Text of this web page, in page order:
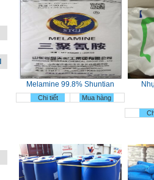
Melamine 99.8% Shuntian
Chi tiết Mua hàng